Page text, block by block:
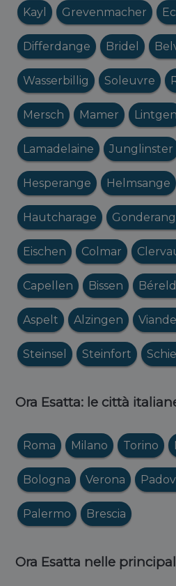
Kayl Grevenmacher
Differdange Bridel
Wasserbillig Soleuvre
Mersch Mamer Lintgen
Lamadelaine Junglinster
Hesperange Helmsange
Hautcharage
Eischen Colmar
Capellen Bissen
Aspelt Alzingen
Steinsel Steinfort
Ora Esatta: le città
Roma Milano Torino
Bologna Verona
Palermo Brescia
Ora Esatta nelle